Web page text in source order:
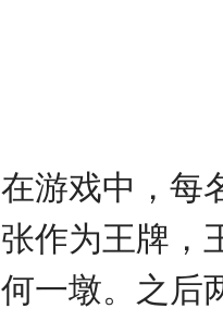
在游戏中，每
张作为王牌，
何一墩。之后